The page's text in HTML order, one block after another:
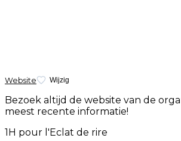
Website Wijzig
Bezoek altijd de website van de
meest recente informatie!
1H pour l'Eclat de rire